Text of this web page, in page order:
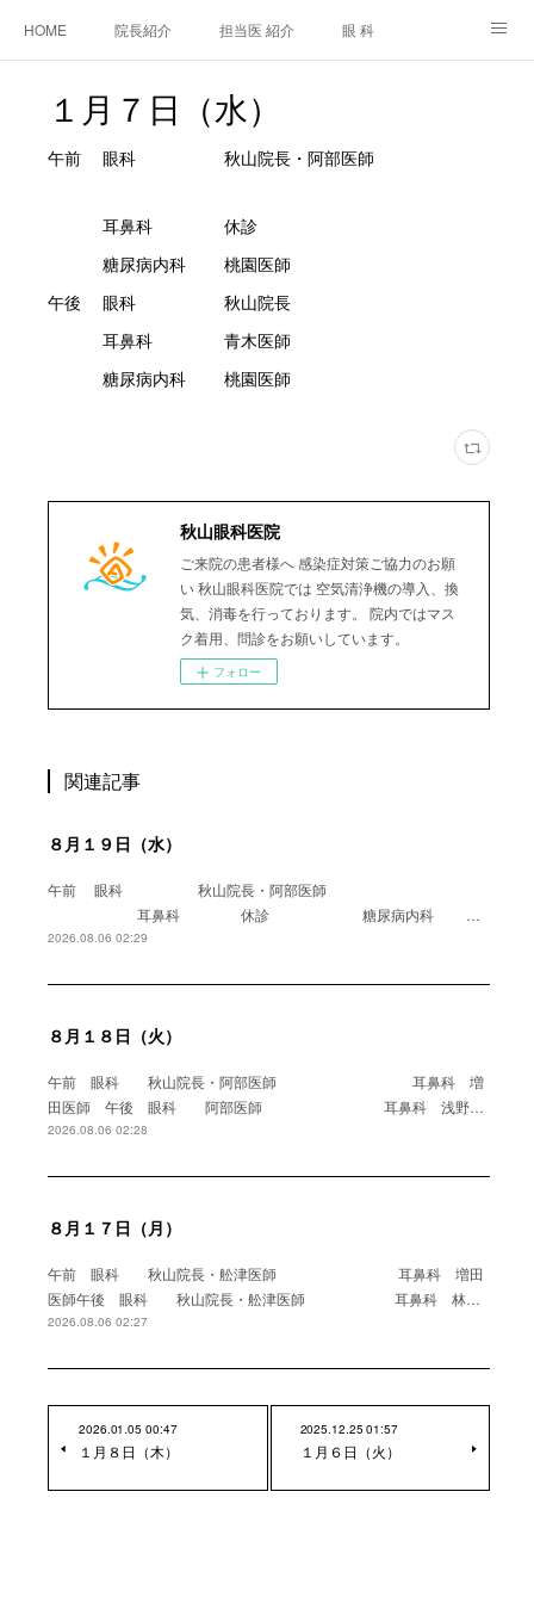
HOME 院長紹介 担当医 紹介 眼 科
アクセス ご相談・お問合せ 施設基準等及び掲示事項について
１月７日（水）
午前 眼科 秋山院長・阿部医師
耳鼻科 休診
糖尿病内科 桃園医師
午後 眼科 秋山院長
耳鼻科 青木医師
糖尿病内科 桃園医師
秋山眼科医院
ご来院の患者様へ 感染症対策ご協力のお願
い 秋山眼科医院では 空気清浄機の導入、換
気、消毒を行っております。 院内ではマス
ク着用、問診をお願いしています。
フォロー
関連記事
８月１９日（水）
午前 眼科 秋山院長・阿部医師
耳鼻科 休診 糖尿病内科 …
2026.08.06 02:29
８月１８日（火）
午前 眼科 秋山院長・阿部医師 耳鼻科 増
田医師 午後 眼科 阿部医師 耳鼻科 浅野…
2026.08.06 02:28
８月１７日（月）
午前 眼科 秋山院長・舩津医師 耳鼻科 増田
医師午後 眼科 秋山院長・舩津医師 耳鼻科 林…
2026.08.06 02:27
2026.01.05 00:47
１月８日（木）
2025.12.25 01:57
１月６日（火）